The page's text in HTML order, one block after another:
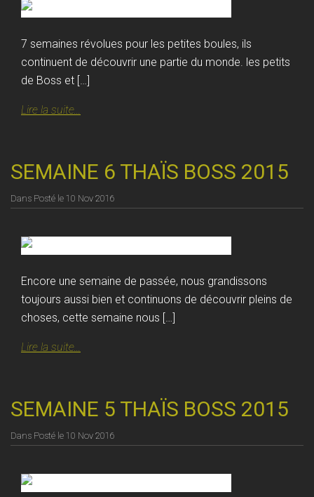
7 semaines révolues pour les petites boules, ils
continuent de découvrir une partie du monde. les petits
de Boss et […]
Lire la suite...
SEMAINE 6 THAÏS BOSS 2015
Dans Posté le 10 Nov 2016
Encore une semaine de passée, nous grandissons
toujours aussi bien et continuons de découvrir pleins de
choses, cette semaine nous […]
Lire la suite...
SEMAINE 5 THAÏS BOSS 2015
Dans Posté le 10 Nov 2016